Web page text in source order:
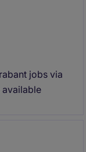
jobs via
available